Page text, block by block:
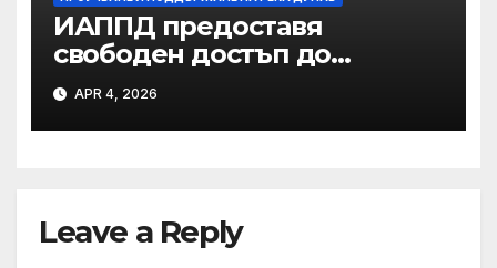
ИАППД предоставя
свободен достъп до
хидроложките данни за
река Дунав
APR 4, 2026
Leave a Reply